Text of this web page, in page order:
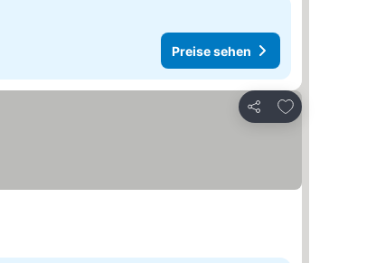
Preise sehen
Teilen
Zu Favoriten